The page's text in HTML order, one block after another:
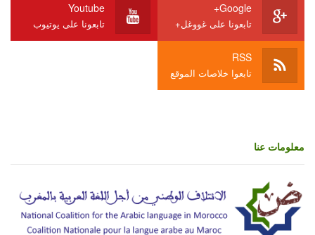
Google+
تابعونا على غووغل+
Youtube
تابعونا على يوتيوب
RSS
تابعوا خلاصات الموقع
معلومات عنا